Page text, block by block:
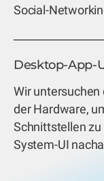
Social-
Desktop-App-
Wir untersuchen
der Hardware,
Schnittstellen
System-UI